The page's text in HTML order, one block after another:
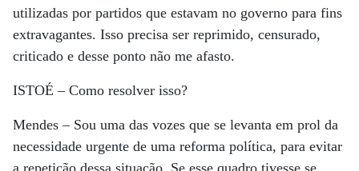
utilizadas por partidos que estavam no governo para fins
extravagantes. Isso precisa ser reprimido, censurado,
criticado e desse ponto não me afasto.
ISTOÉ – Como resolver isso?
Mendes – Sou uma das vozes que se levanta em prol da
necessidade urgente de uma reforma política, para evitar
a repetição dessa situação. Se esse quadro tivesse se